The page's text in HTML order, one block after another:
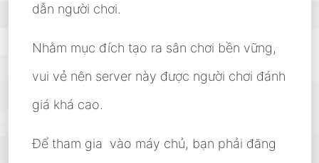
dẫn người chơi.
Nhằm mục đích tạo ra sân chơi bền vững,
vui vẻ nên server này được người chơi đánh
giá khá cao.
Để tham gia vào máy chủ, bạn phải đăng